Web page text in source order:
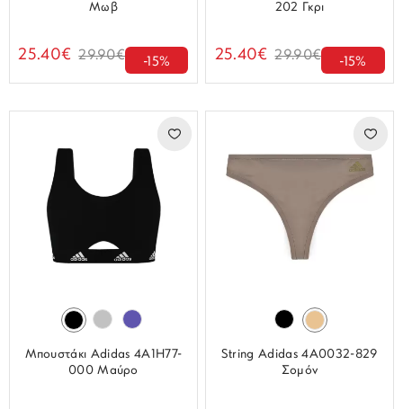
Μωβ
25.40€ 29.90€ -15%
202 Γκρι
25.40€ 29.90€ -15%
Μπουστάκι Adidas 4A1H77-
000 Μαύρο
String Adidas 4A0032-829
Σομόν